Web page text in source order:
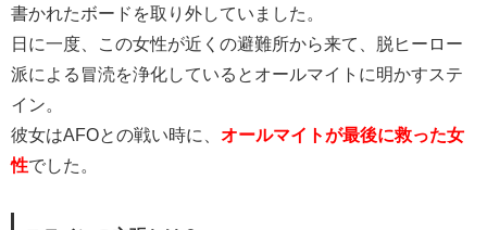
書かれたボードを取り外していました。
日に一度、この女性が近くの避難所から来て、脱ヒーロー
派による冒涜を浄化しているとオールマイトに明かすステ
イン。
彼女はAFOとの戦い時に、 オールマイトが最後に救った女
性でした。